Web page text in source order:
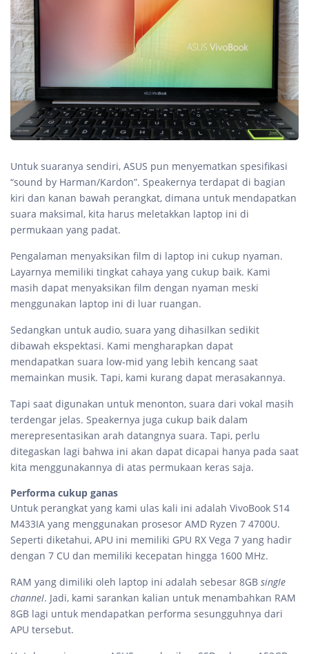
Untuk suaranya sendiri, ASUS pun menyematkan spesifikasi
“sound by Harman/Kardon”. Speakernya terdapat di bagian
kiri dan kanan bawah perangkat, dimana untuk mendapatkan
suara maksimal, kita harus meletakkan laptop ini di
permukaan yang padat.
Pengalaman menyaksikan film di laptop ini cukup nyaman.
Layarnya memiliki tingkat cahaya yang cukup baik. Kami
masih dapat menyaksikan film dengan nyaman meski
menggunakan laptop ini di luar ruangan.
Sedangkan untuk audio, suara yang dihasilkan sedikit
dibawah ekspektasi. Kami mengharapkan dapat
mendapatkan suara low-mid yang lebih kencang saat
memainkan musik. Tapi, kami kurang dapat merasakannya.
Tapi saat digunakan untuk menonton, suara dari vokal masih
terdengar jelas. Speakernya juga cukup baik dalam
merepresentasikan arah datangnya suara. Tapi, perlu
ditegaskan lagi bahwa ini akan dapat dicapai hanya pada saat
kita menggunakannya di atas permukaan keras saja.
Performa cukup ganas
Untuk perangkat yang kami ulas kali ini adalah VivoBook S14
M433IA yang menggunakan prosesor AMD Ryzen 7 4700U.
Seperti diketahui, APU ini memiliki GPU RX Vega 7 yang hadir
dengan 7 CU dan memiliki kecepatan hingga 1600 MHz.
RAM yang dimiliki oleh laptop ini adalah sebesar 8GB single
channel. Jadi, kami sarankan kalian untuk menambahkan RAM
8GB lagi untuk mendapatkan performa sesungguhnya dari
APU tersebut.